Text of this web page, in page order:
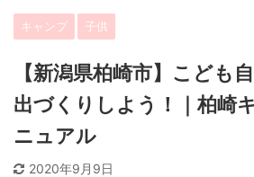
キャンプ 子供
【新潟県柏崎市】こども
出づくりしよう！｜柏崎
ニュアル
2020年9月9日